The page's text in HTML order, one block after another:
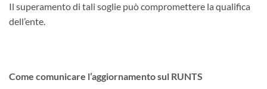
Il superamento di tali soglie può compromettere la qualifica
dell’ente.
Come comunicare l’aggiornamento sul RUNTS